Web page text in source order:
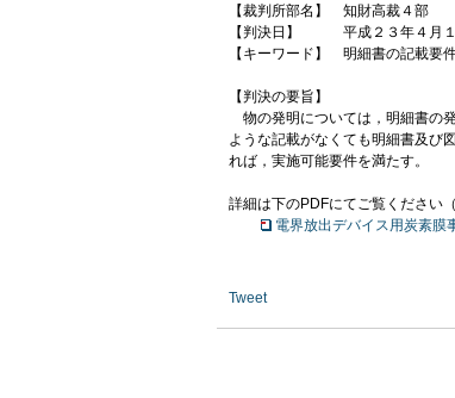
【裁判所部名】 知財高裁４部
【判決日】 平成２３年４月１
【キーワード】 明細書の記載要
【判決の要旨】
物の発明については，明細書の
ような記載がなくても明細書及び
れば，実施可能要件を満たす。
詳細は下のPDFにてご覧ください
電界放出デバイス用炭素膜
Tweet